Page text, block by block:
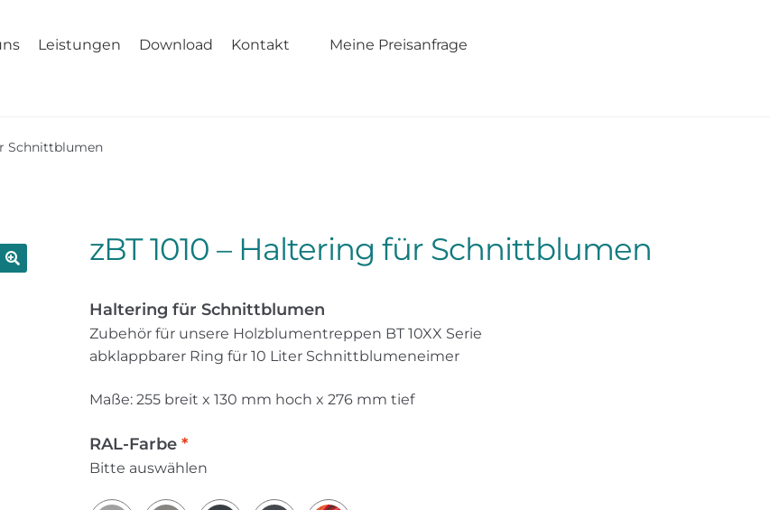
Leistungen Download Kontakt Meine Preisanfrage
Schnittblumen
zBT 1010 – Haltering für Schnittblumen
Haltering für Schnittblumen
Zubehör für unsere Holzblumentreppen BT 10XX Serie
abklappbarer Ring für 10 Liter Schnittblumeneimer
Maße: 255 breit x 130 mm hoch x 276 mm tief
RAL-Farbe *
Bitte auswählen